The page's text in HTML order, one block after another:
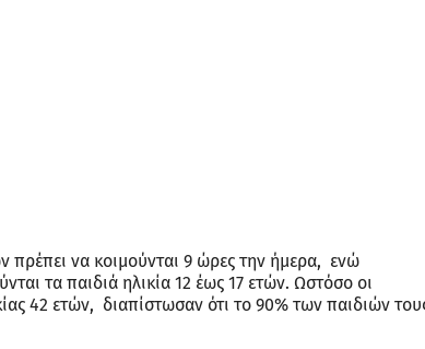
πρέπει να κοιμούνται 9 ώρες την ήμερα, ενώ
τα παιδιά ηλικία 12 έως 17 ετών. Ωστόσο οι
42 ετών, διαπίστωσαν ότι το 90% των παιδιών